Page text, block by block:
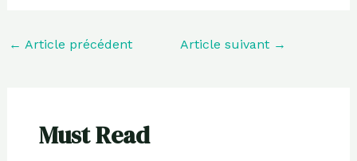
← Article précédent Article suivant →
Must Read